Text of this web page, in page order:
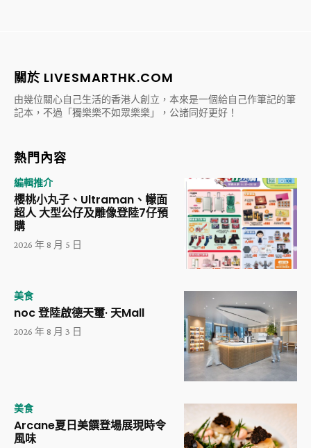
關於 LIVESMARTHK.COM
由幾位關心自己生活的香港人創立，本來是一個給自己作筆記的筆
記本，不過「獨樂樂不如眾樂樂」，公諸同好更好！
熱門內容
編輯推介
櫻桃小丸子、Ultraman、幪面
超人 大型公仔及雕像登陸7仔預
購
2026 年 8 月 5 日
美食
noc 登陸啟德天璽· 天Mall
2026 年 8 月 3 日
美食
Arcane夏日美饌登場展現時令
風味